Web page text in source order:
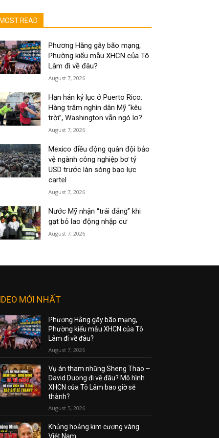
MOST READ
Phương Hằng gây bão mạng,
Phường kiểu mẫu XHCN của Tô
Lâm đi về đâu?
August 7, 2026
Hạn hán kỷ lục ở Puerto Rico:
Hàng trăm nghìn dân Mỹ “kêu
trời”, Washington vẫn ngó lơ?
August 7, 2026
Mexico điều động quân đội bảo
vệ ngành công nghiệp bơ tỷ
USD trước làn sóng bạo lực
cartel
August 7, 2026
Nước Mỹ nhận “trái đắng” khi
gạt bỏ lao động nhập cư
August 7, 2026
MỚI NHẤT
Phương Hằng gây bão mạng,
Phường kiểu mẫu XHCN của Tô
Lâm đi về đâu?
August 7, 2026
Vụ án tham nhũng Sheng Thao –
David Duong đi về đâu? Mô hình
XHCN của Tô Lâm bao giờ sẽ
thành?
August 5, 2026
Khủng hoảng kim cương vàng
Việt Nam